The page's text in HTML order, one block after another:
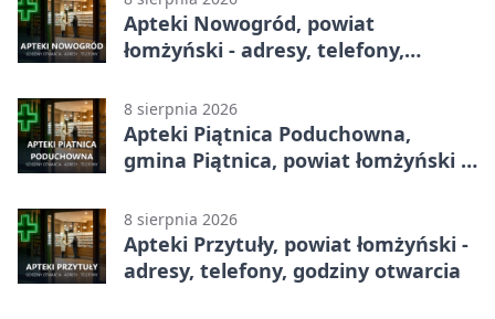
Apteki Nowogród, powiat
łomżyński - adresy, telefony,
8 sierpnia 2026
Apteki Piątnica Poduchowna,
gmina Piątnica, powiat łomżyński -
8 sierpnia 2026
Apteki Przytuły, powiat łomżyński -
adresy, telefony, godziny otwarcia